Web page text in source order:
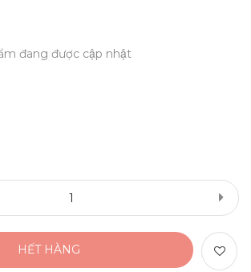
đang được cập nhật
HẾT HÀNG